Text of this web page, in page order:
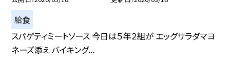
給食
スパゲティミートソース 今日は５年２組が エッグサラダマヨ
ネーズ添え バイキング...